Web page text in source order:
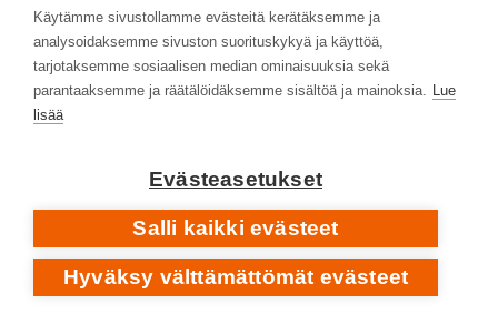
moderneimmillaan •★ Blackstar[2016]
•Duran Duran – tie tähtien joukkoon •Rio[1982]
•Duran Duran – iso juttu, unohdettu klassikko •
Thing[1988]
•Ismo Alanko
– ainutlaatuinen hetkien sarja •
Vanhalla[2017]
•Nick Cave & The Bad Seeds
– pimeä tie kohti valoa •
Skeleton Tree[2016]
•Nine Inch Nails – loikka lähitulevaisuuteen •Pretty
Käytämme sivustollamme evästeitä kerätäksemme ja
analysoidaksemme sivuston suorituskykyä ja käyttöä,
tarjotaksemme sosiaalisen median ominaisuuksia sekä
parantaaksemme ja räätälöidäksemme sisältöä ja mainoksia. Lue
lisää
Evästeasetukset
Salli kaikki evästeet
Hyväksy välttämättömät evästeet